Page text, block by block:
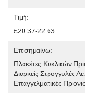
Τιμή:
£20.37-22.63
Επισημαίνω:
Πλακέτες Κυκλικών
Διαρκείς Στρογγυλές
Επαγγελματικές